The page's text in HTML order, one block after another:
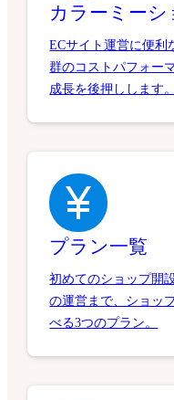
カラーミー
ECサイト運営に便利
群のコストパフォー
成長を後押しします。
プラン一覧
初めてのショップ開
の運営まで、ショッ
べる3つのプラン。